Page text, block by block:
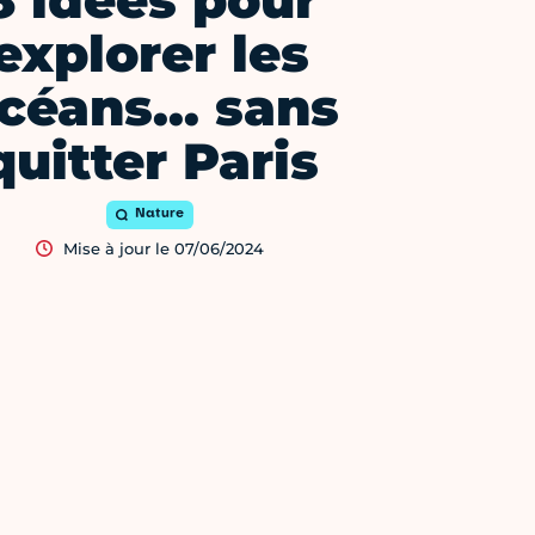
les
sans
Paris
Nature
Mise à jour le 07/06/2024